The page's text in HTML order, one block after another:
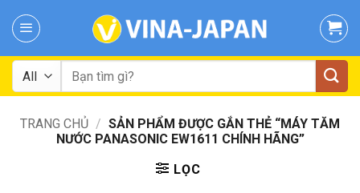
Tìm
kiếm:
TRANG CHỦ / SẢN PHẨM ĐƯỢC GẮN THẺ “MÁY TĂM
NƯỚC PANASONIC EW1611 CHÍNH HÃNG”
LỌC